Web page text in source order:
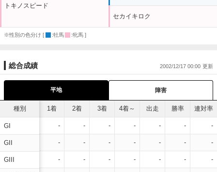
トキノスピード
セカイキロク
※性別の色分け [ :牡馬 :牝馬 ]
総合成績 2002/12/17 00:00
平地 障害
種別
GI
GII
GIII
1着 2着 3着 4着～ 出走 勝率 連対率
- - - - - - -
- - - - - - -
- - - - - - -